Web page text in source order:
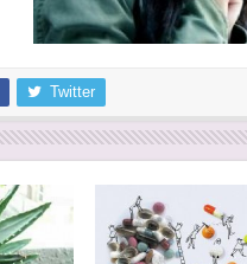
Twitter